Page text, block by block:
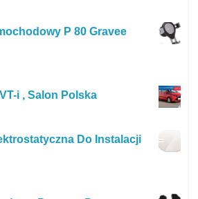
P 80 Gravee
i , Salon Polska
Do Instalacji